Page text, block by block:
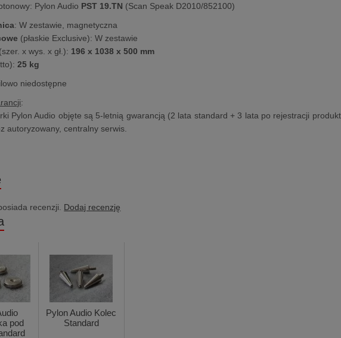
Pylon Audio PST 19.TN (Scan Speak D2010/852100)
: W zestawie, magnetyczna
(płaskie Exclusive): W zestawie
x wys. x gł.): 196 x 1038 x 500 mm
25 kg
niedostępne
:
Pylon Audio objęte są 5-letnią gwarancją (2 lata standard + 3 lata po rejestracji
autoryzowany, centralny serwis.
recenzji. Dodaj recenzję
pod
Pylon Audio Kolec
Standard